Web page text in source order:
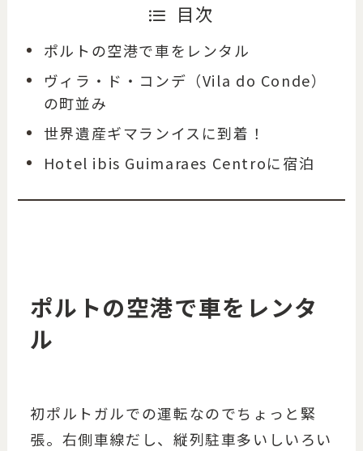
目次
ポルトの空港で車をレンタル
ヴィラ・ド・コンデ（Vila do Conde）
の町並み
世界遺産ギマランイスに到着！
Hotel ibis Guimaraes Centroに宿泊
ポルトの空港で車をレンタ
ル
初ポルトガルでの運転なのでちょっと緊
張。右側車線だし、縦列駐車多いしいろい